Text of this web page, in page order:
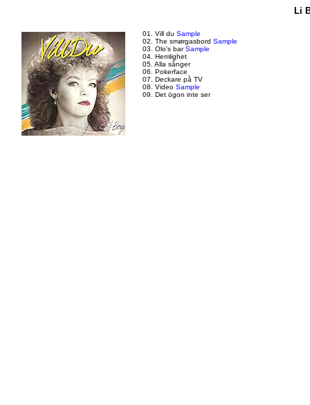
Li
01. Vill du Sample
02. The smørgasbord Sample
03. Olo's barSample
04. Hemlighet
05. Alla sånger
06. Pokerface
07. Deckare på TV
08. Video Sample
09. Det ögon inte ser